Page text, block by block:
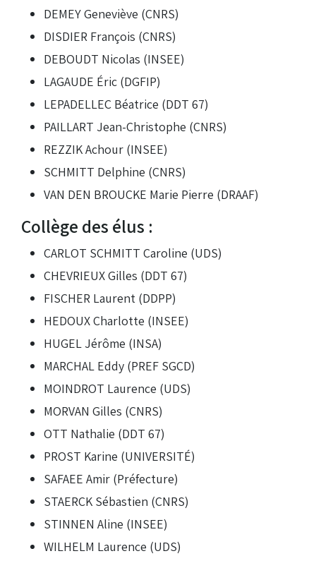
DEMEY Geneviève (CNRS)
DISDIER François (CNRS)
DEBOUDT Nicolas (INSEE)
LAGAUDE Éric (DGFIP)
LEPADELLEC Béatrice (DDT 67)
PAILLART Jean-Christophe (CNRS)
REZZIK Achour (INSEE)
SCHMITT Delphine (CNRS)
VAN DEN BROUCKE Marie Pierre (DRAAF)
Collège des élus :
CARLOT SCHMITT Caroline (UDS)
CHEVRIEUX Gilles (DDT 67)
FISCHER Laurent (DDPP)
HEDOUX Charlotte (INSEE)
HUGEL Jérôme (INSA)
MARCHAL Eddy (PREF SGCD)
MOINDROT Laurence (UDS)
MORVAN Gilles (CNRS)
OTT Nathalie (DDT 67)
PROST Karine (UNIVERSITÉ)
SAFAEE Amir (Préfecture)
STAERCK Sébastien (CNRS)
STINNEN Aline (INSEE)
WILHELM Laurence (UDS)